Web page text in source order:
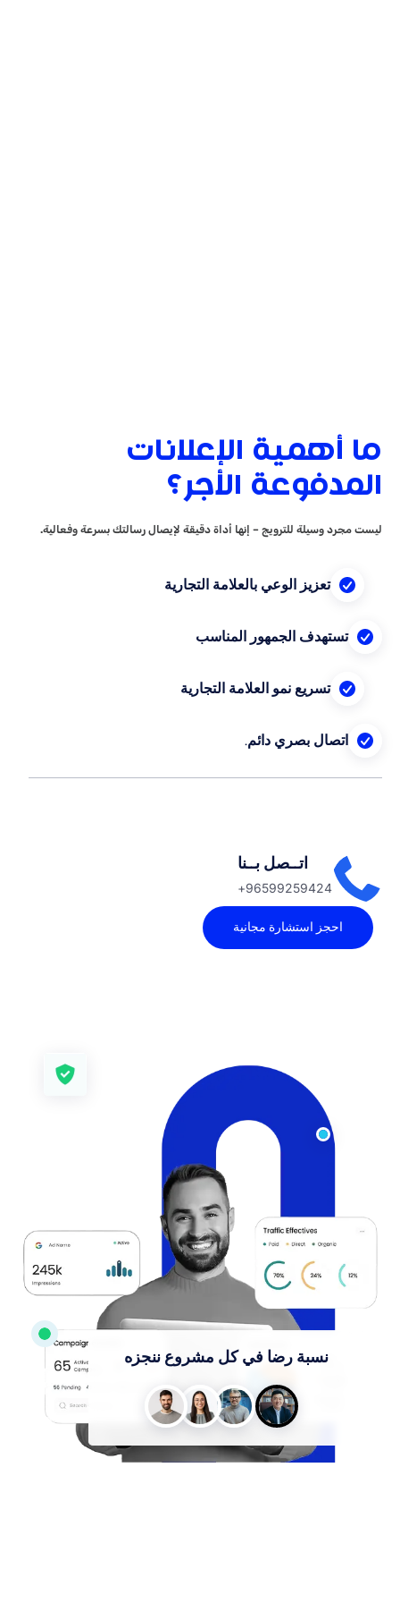
نسبة رضا في كل مشروع ننجزه
الإعلانات
الأجر؟
للترويج – إنها أداة دقيقة لإيصال رسالتك بسرعة وفعالية.
تعزيز الوعي بالعلامة التجارية
الجمهور المناسب
تسريع نمو العلامة التجارية
بصري دائم.
اتــصل بــنا
استشارة مجانية